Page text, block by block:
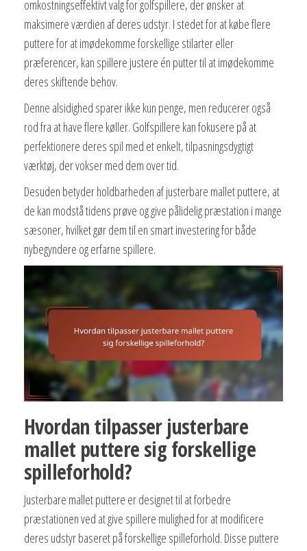
omkostningseffektivt valg for golfspillere, der ønsker at
maksimere værdien af deres udstyr. I stedet for at købe flere
puttere for at imødekomme forskellige stilarter eller
præferencer, kan spillere justere én putter til at imødekomme
deres skiftende behov.
Denne alsidighed sparer ikke kun penge, men reducerer også
rod fra at have flere køller. Golfspillere kan fokusere på at
perfektionere deres spil med et enkelt, tilpasningsdygtigt
værktøj, der vokser med dem over tid.
Desuden betyder holdbarheden af justerbare mallet puttere, at
de kan modstå tidens prøve og give pålidelig præstation i mange
sæsoner, hvilket gør dem til en smart investering for både
nybegyndere og erfarne spillere.
Hvordan tilpasser justerbare
mallet puttere sig forskellige
spilleforhold?
Justerbare mallet puttere er designet til at forbedre
præstationen ved at give spillere mulighed for at modificere
deres udstyr baseret på forskellige spilleforhold. Disse puttere